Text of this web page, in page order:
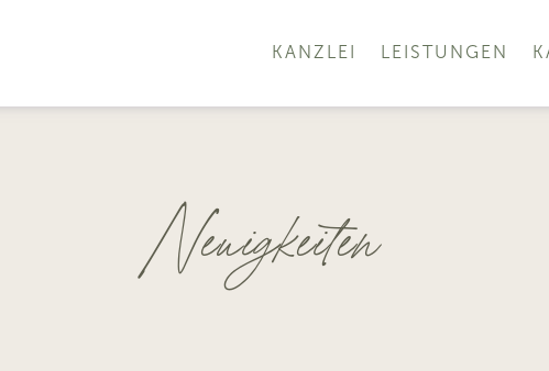
KANZLEI LEISTUNGEN
Neuigkeiten